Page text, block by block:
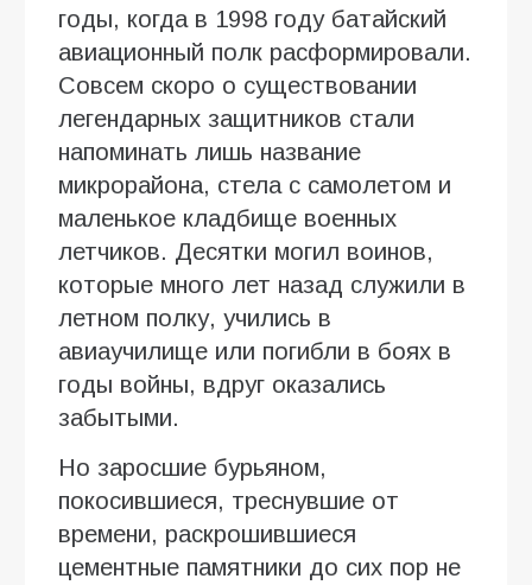
годы, когда в 1998 году батайский
авиационный полк расформировали.
Совсем скоро о существовании
легендарных защитников стали
напоминать лишь название
микрорайона, стела с самолетом и
маленькое кладбище военных
летчиков. Десятки могил воинов,
которые много лет назад служили в
летном полку, учились в
авиаучилище или погибли в боях в
годы войны, вдруг оказались
забытыми.
Но заросшие бурьяном,
покосившиеся, треснувшие от
времени, раскрошившиеся
цементные памятники до сих пор не